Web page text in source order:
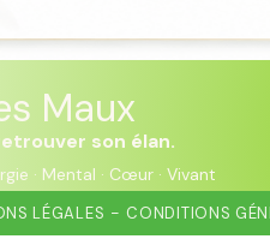
Maux
son élan.
· Mental · Cœur · Vivant
LÉGALES CONDITIONS